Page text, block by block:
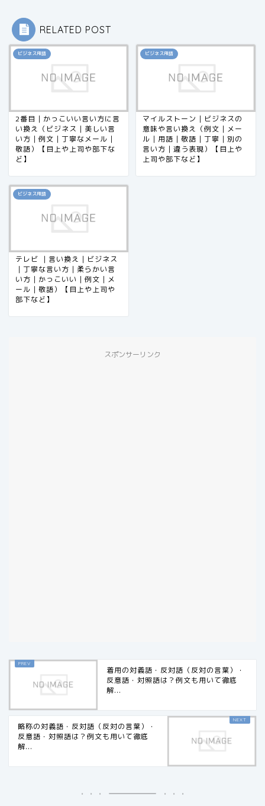
RELATED POST
ビジネス用語
2番目｜かっこいい言い方に言
い換え（ビジネス｜美しい言
い方｜例文｜丁寧なメール｜
敬語）【目上や上司や部下な
ど】
ビジネス用語
マイルストーン｜ビジネスの
意味や言い換え（例文｜メー
ル｜用語｜敬語｜丁寧｜別の
言い方｜違う表現）【目上や
上司や部下など】
ビジネス用語
テレビ ｜言い換え｜ビジネス
｜丁寧な言い方｜柔らかい言
い方｜かっこいい｜例文｜メ
ール｜敬語）【目上や上司や
部下など】​​​​​​​​​​​​​​​​
スポンサーリンク
着用の対義語・反対語（反対の言葉）・
反意語・対照語は？例文も用いて徹底
解...
略称の対義語・反対語（反対の言葉）・
反意語・対照語は？例文も用いて徹底
解...